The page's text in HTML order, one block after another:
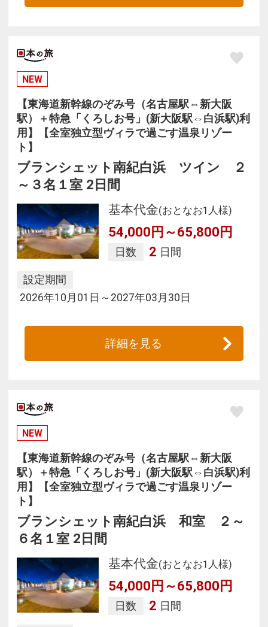
NEW
【東海道新幹線のぞみ号（名古屋駅⇔新大阪
駅）＋特急「くろしお号」(新大阪駅⇔白浜駅)利
用】【全室独立型ヴィラで過ごす温泉リゾー
ト】
ブランシェット南紀白浜 ツイン ２
～３名１室 2日間
基本代金(おとなお1人様)
54,000円～65,800円
日数 2 日間
設定期間
2026年10月01日～2027年03月30日
詳細を見る
NEW
【東海道新幹線のぞみ号（名古屋駅⇔新大阪
駅）＋特急「くろしお号」(新大阪駅⇔白浜駅)利
用】【全室独立型ヴィラで過ごす温泉リゾー
ト】
ブランシェット南紀白浜 和室 ２～
６名１室 2日間
基本代金(おとなお1人様)
54,000円～65,800円
日数 2 日間